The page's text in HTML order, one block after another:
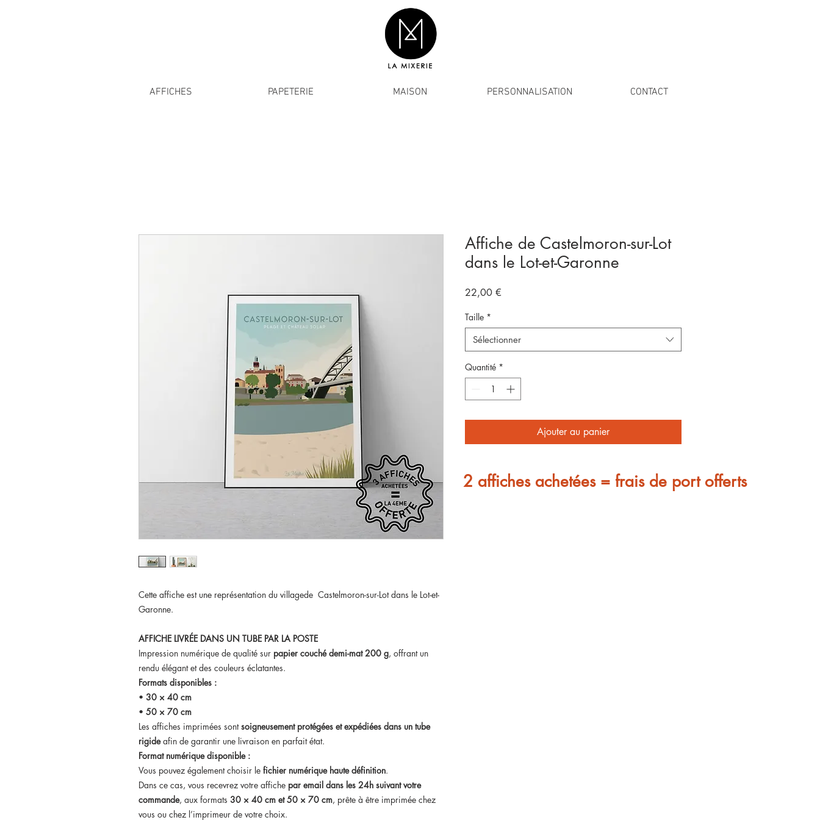
AFFICHES PAPETERIE MAISON PERSONNALISATION CONTACT
Cette affiche est une représentation du villagede Castelmoron-sur-Lot dans le Lot-et-
Garonne.
AFFICHE LIVRÉE DANS UN TUBE PAR LA POSTE
Impression numérique de qualité sur papier couché demi-mat 200 g, offrant un
rendu élégant et des couleurs éclatantes.
Formats disponibles :
• 30 × 40 cm
• 50 × 70 cm
Les affiches imprimées sontsoigneusement protégées et expédiées dans un tube
rigideafin de garantir une livraison en parfait état.
Format numérique disponible :
Vous pouvez également choisir le fichier numérique haute définition.
Dans ce cas, vous recevrez votre affiche par email dans les 24h suivant votre
commande, aux formats 30 × 40 cm et 50 × 70 cm, prête à être imprimée chez
vous ou chez l’imprimeur de votre choix.
Affiche de Castelmoron-sur-Lot
dans le Lot-et-Garonne
22,00 €
Taille *
Sélectionner
Quantité *
Ajouter au panier
2 affiches achetées = frais de port offerts